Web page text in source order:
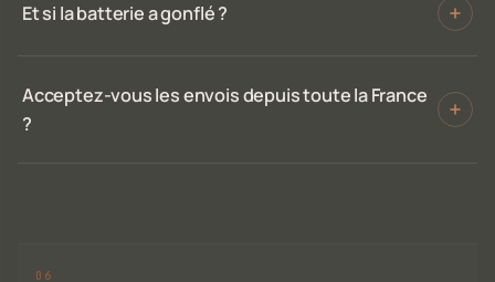
Et si la batterie a gonflé ?
Acceptez-vous les envois depuis toute la France
?